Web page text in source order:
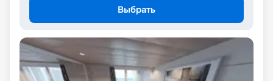
Выбрать